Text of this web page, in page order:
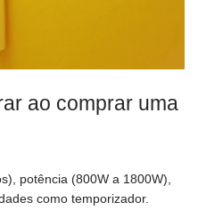
ao comprar uma
potência (800W a 1800W),
como temporizador.